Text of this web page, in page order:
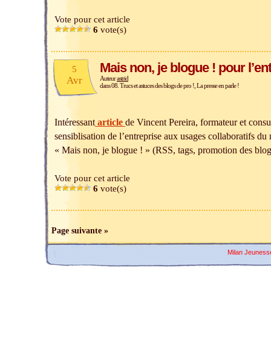
Vote pour cet article
6 vote(s)
5
Avr
Mais non, je blogue ! pour
Auteurastrid
dans08. Trucs et astuces des blogs de pro ! La presse en parle !
Intéressant article de Vincent Pereira, formateur et
sensiblisation de l’entreprise aux usages collaboratifs
« Mais non, je blogue ! » (RSS, tags, promotion des
Vote pour cet article
6 vote(s)
Page suivante »
Milan